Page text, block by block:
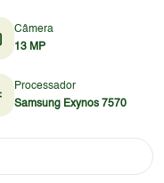
Câmera
13 MP
Processador
Samsung Exynos 7570